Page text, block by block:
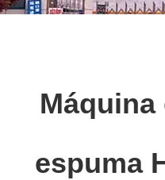
Máquina
espuma